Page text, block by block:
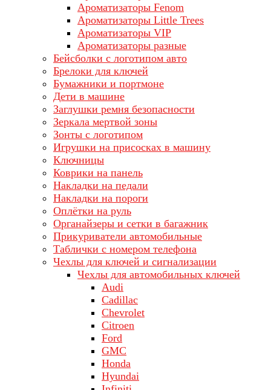
Ароматизаторы Fenom
Ароматизаторы Little Trees
Ароматизаторы VIP
Ароматизаторы разные
Бейсболки с логотипом авто
Брелоки для ключей
Бумажники и портмоне
Дети в машине
Заглушки ремня безопасности
Зеркала мертвой зоны
Зонты с логотипом
Игрушки на присосках в машину
Ключницы
Коврики на панель
Накладки на педали
Накладки на пороги
Оплётки на руль
Органайзеры и сетки в багажник
Прикуриватели автомобильные
Таблички с номером телефона
Чехлы для ключей и сигнализации
Чехлы для автомобильных ключей
Audi
Cadillac
Chevrolet
Citroen
Ford
GMC
Honda
Hyundai